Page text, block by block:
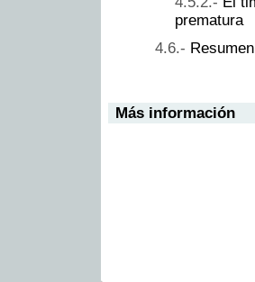
prematura
Resumen
Más información